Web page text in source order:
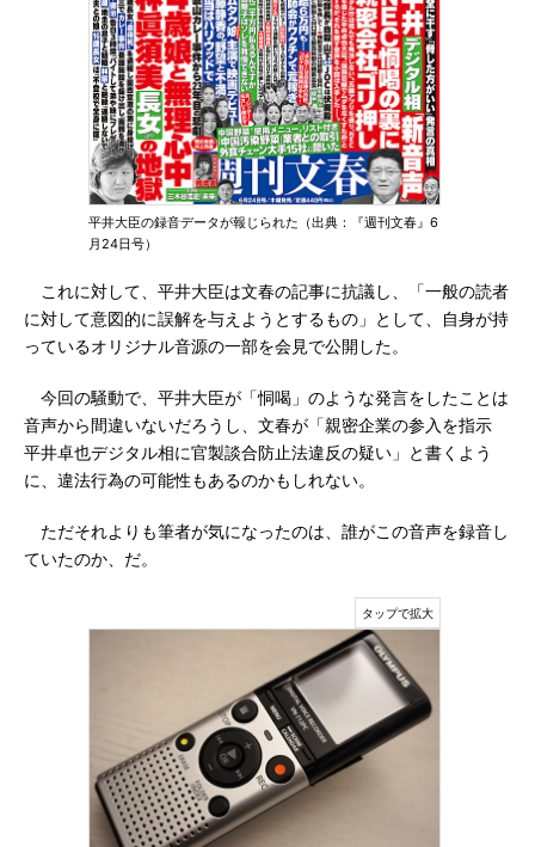
平井大臣の録音データが報じられた（出典：『週刊文春』6
月24日号）
これに対して、平井大臣は文春の記事に抗議し、「一般の読者
に対して意図的に誤解を与えようとするもの」として、自身が持
っているオリジナル音源の一部を会見で公開した。
今回の騒動で、平井大臣が「恫喝」のような発言をしたことは
音声から間違いないだろうし、文春が「親密企業の参入を指示
平井卓也デジタル相に官製談合防止法違反の疑い」と書くよう
に、違法行為の可能性もあるのかもしれない。
ただそれよりも筆者が気になったのは、誰がこの音声を録音し
ていたのか、だ。